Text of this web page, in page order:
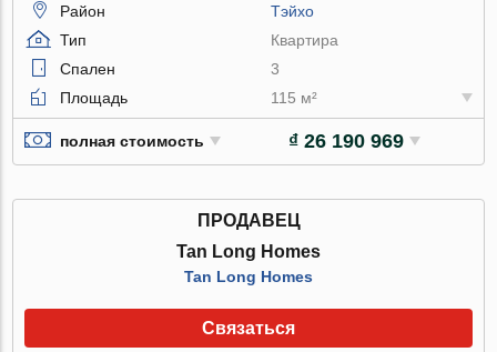
Район
Тэйхо
Тип
Квартира
Спален
3
Площадь
115 м²
полная стоимость ₫ 26 190 969
ПРОДАВЕЦ
Tan Long Homes
Tan Long Homes
Связаться